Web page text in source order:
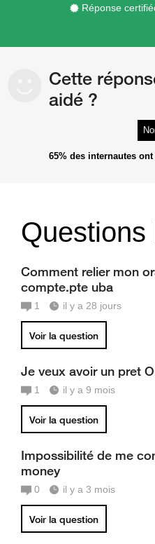
Réponse
Cette
aidé ?
65% des internautes
Questions
Comment relier mon
compte.pte uba
1 il y a 28 jours
Voir la question
Je veux avoir un pret
1 il y a 9 mois
Voir la question
Impossibilité de me
money
0 il y a 3 mois
Voir la question